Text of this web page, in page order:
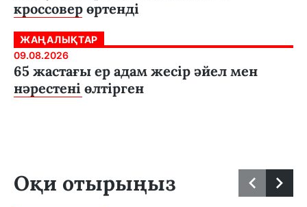
кроссовер өртенді
ЖАҢАЛЫҚТАР
09.08.2026
65 жастағы ер адам жесір әйел мен
нәрестені өлтірген
Оқи отырыңыз